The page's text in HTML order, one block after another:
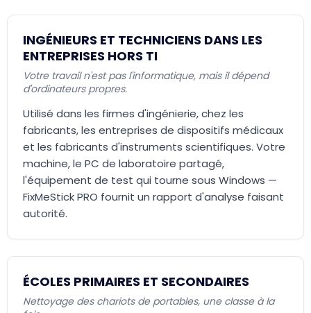
INGÉNIEURS ET TECHNICIENS DANS LES
ENTREPRISES HORS TI
Votre travail n'est pas l'informatique, mais il dépend
d'ordinateurs propres.
Utilisé dans les firmes d'ingénierie, chez les
fabricants, les entreprises de dispositifs médicaux
et les fabricants d'instruments scientifiques. Votre
machine, le PC de laboratoire partagé,
l'équipement de test qui tourne sous Windows —
FixMeStick PRO fournit un rapport d'analyse faisant
autorité.
ÉCOLES PRIMAIRES ET SECONDAIRES
Nettoyage des chariots de portables, une classe à la